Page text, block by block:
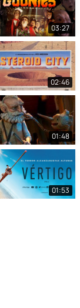
03:27
02:46
01:48
01:53